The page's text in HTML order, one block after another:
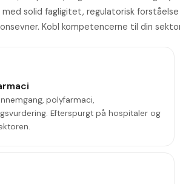
solid fagligitet, regulatorisk
Kobl kompetencerne til din
polyfarmaci,
Efterspurgt på hospitaler og